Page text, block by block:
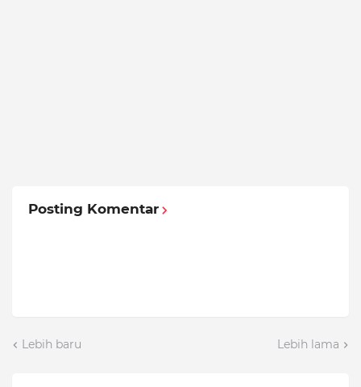
Posting Komentar
Lebih baru Lebih lama